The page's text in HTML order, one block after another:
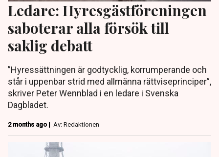
Ledare: Hyresgästföreningen
saboterar alla försök till
saklig debatt
”Hyressättningen är godtycklig, korrumperande och
står i uppenbar strid med allmänna rättviseprinciper”,
skriver Peter Wennblad i en ledare i Svenska
Dagbladet.
2 months ago | Av: Redaktionen